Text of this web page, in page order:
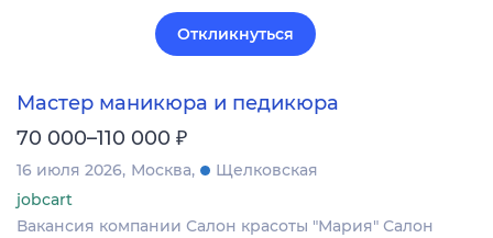
Откликнуться
Мастер маникюра и педикюра
70 000–110 000 ₽
16 июля 2026 Москва
Щелковская
jobcart
Вакансия компании Салон красоты "Мария" Салон